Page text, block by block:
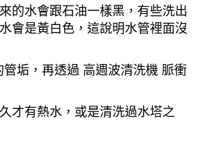
的水會跟石油一樣黑，有些洗出
會是黃白色，這說明水管裡面沒
垢，再透過 高週波清洗機 脈衝
才有熱水，或是清洗過水塔之